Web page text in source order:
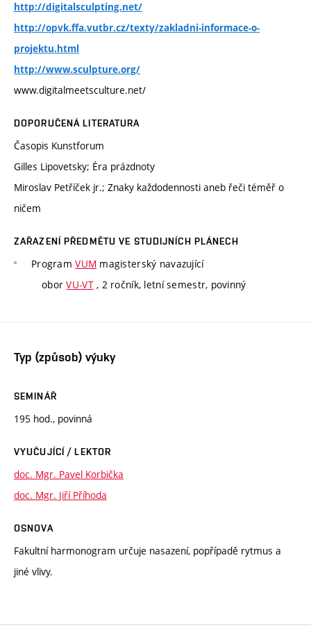
http://digitalsculpting.net/
http://opvk.ffa.vutbr.cz/texty/zakladni-informace-o-
projektu.html
http://www.sculpture.org/
www.digitalmeetsculture.net/
DOPORUČENÁ LITERATURA
Časopis Kunstforum
Gilles Lipovetsky; Éra prázdnoty
Miroslav Petříček jr.; Znaky každodennosti aneb řeči téměř o
ničem
ZAŘAZENÍ PŘEDMĚTU VE STUDIJNÍCH PLÁNECH
ProgramVUM magisterský navazující
oborVU-VT, 2 ročník, letní semestr, povinný
Typ (způsob) výuky
SEMINÁŘ
195 hod., povinná
VYUČUJÍCÍ / LEKTOR
doc. Mgr. Pavel Korbička
doc. Mgr. Jiří Příhoda
OSNOVA
Fakultní harmonogram určuje nasazení, popřípadě rytmus a
jiné vlivy.